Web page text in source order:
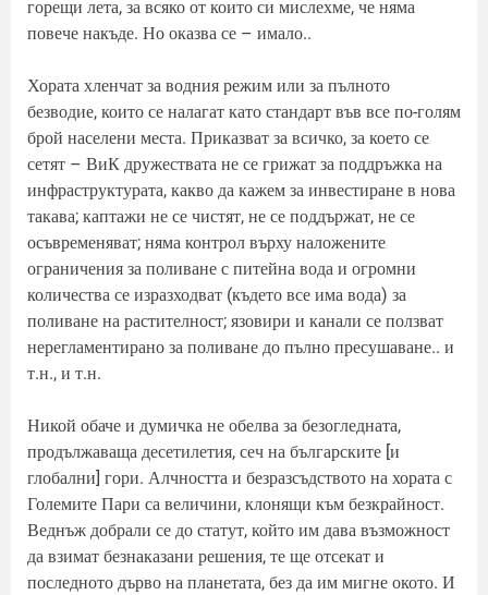
горещи лета, за всяко от които си мислехме, че няма
повече накъде. Но оказва се – имало..
Хората хленчат за водния режим или за пълното
безводие, които се налагат като стандарт във все по-голям
брой населени места. Приказват за всичко, за което се
сетят – ВиК дружествата не се грижат за поддръжка на
инфраструктурата, какво да кажем за инвестиране в нова
такава; каптажи не се чистят, не се поддържат, не се
осъвременяват; няма контрол върху наложените
ограничения за поливане с питейна вода и огромни
количества се изразходват (където все има вода) за
поливане на растителност; язовири и канали се ползват
нерегламентирано за поливане до пълно пресушаване.. и
т.н., и т.н.
Никой обаче и думичка не обелва за безогледната,
продължаваща десетилетия, сеч на българските [и
глобални] гори. Алчността и безразсъдството на хората с
Големите Пари са величини, клонящи към безкрайност.
Веднъж добрали се до статут, който им дава възможност
да взимат безнаказани решения, те ще отсекат и
последното дърво на планетата, без да им мигне окото. И